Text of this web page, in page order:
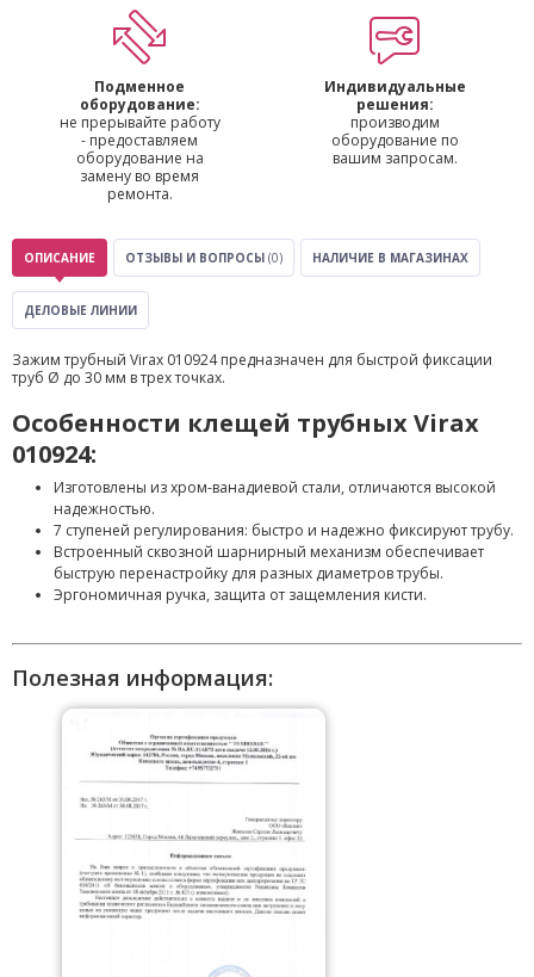
Подменное
оборудование:
не прерывайте работу
- предоставляем
оборудование на
замену во время
ремонта.
Индивидуальные
решения:
производим
оборудование по
вашим запросам.
ОПИСАНИЕ ОТЗЫВЫ И ВОПРОСЫ (0) НАЛИЧИЕ В МАГАЗИНАХ
ДЕЛОВЫЕ ЛИНИИ
Зажим трубный Virax 010924 предназначен для быстрой фиксации
труб Ø до 30 мм в трех точках.
Особенности клещей трубных Virax
010924:
Изготовлены из хром-ванадиевой стали, отличаются высокой
надежностью.
7 ступеней регулирования: быстро и надежно фиксируют трубу.
Встроенный сквозной шарнирный механизм обеспечивает
быструю перенастройку для разных диаметров трубы.
Эргономичная ручка, защита от защемления кисти.
Полезная информация: